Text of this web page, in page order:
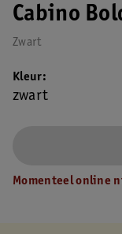
Cabino
Zwart
Kleur
zwart
Momenteel online